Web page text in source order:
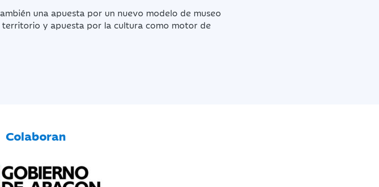
una apuesta por un nuevo modelo de museo
y apuesta por la cultura como motor de
Colaboran